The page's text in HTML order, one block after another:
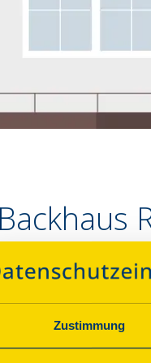
Zustimmung
&